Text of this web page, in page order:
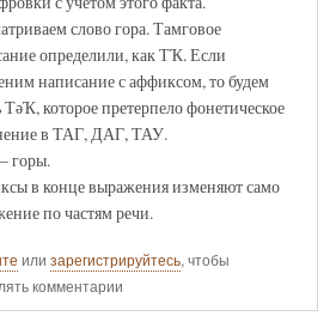
слово гора. Тамговое
определили, как ТҠ. Если
написание с аффиксом, то будем
ТәҠ, которое претерпело фонетическое
в ТАГ, ДАГ, ТАУ.
горы.
в конце выражения изменяют само
по частям речи.
или зарегистрируйтесь, чтобы
комментарии